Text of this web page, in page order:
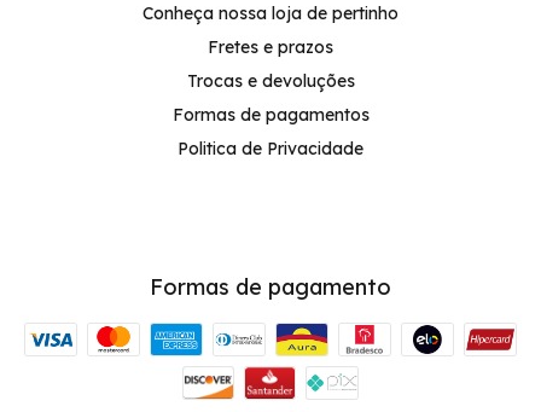
Conheça nossa loja de pertinho
Fretes e prazos
Trocas e devoluções
Formas de pagamentos
Politica de Privacidade
Formas de pagamento